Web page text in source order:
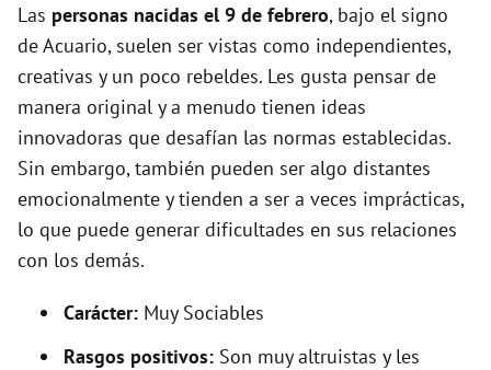
Las personas nacidas el 9 de febrero, bajo el signo
de Acuario, suelen ser vistas como independientes,
creativas y un poco rebeldes. Les gusta pensar de
manera original y a menudo tienen ideas
innovadoras que desafían las normas establecidas.
Sin embargo, también pueden ser algo distantes
emocionalmente y tienden a ser a veces imprácticas,
lo que puede generar dificultades en sus relaciones
con los demás.
Carácter: Muy Sociables
Rasgos positivos: Son muy altruistas y les